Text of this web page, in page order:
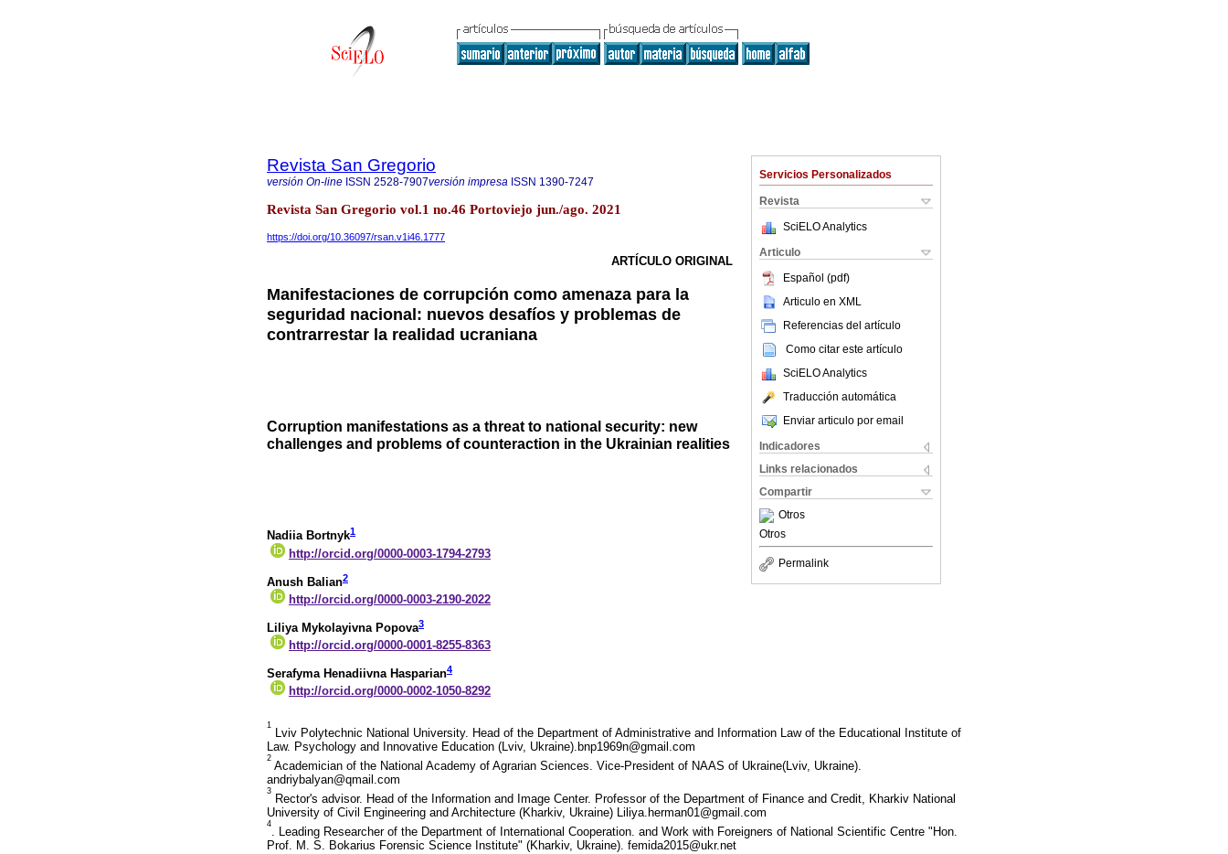
Servicios Personalizados
Revista
SciELO Analytics
Articulo
Español (pdf)
Articulo en XML
Referencias del artículo
Como citar este artículo
SciELO Analytics
Traducción automática
Enviar articulo por email
Indicadores
Links relacionados
Compartir
Otros
Otros
Permalink
Revista San Gregorio
versión On-line ISSN 2528-7907versión impresa ISSN 1390-7247
Revista San Gregorio vol.1 no.46 Portoviejo jun./ago. 2021
https://doi.org/10.36097/rsan.v1i46.1777
ARTÍCULO ORIGINAL
Manifestaciones de corrupción como amenaza para la
seguridad nacional: nuevos desafíos y problemas de
contrarrestar la realidad ucraniana
Corruption manifestations as a threat to national security: new
challenges and problems of counteraction in the Ukrainian realities
Nadiia Bortnyk1
http://orcid.org/0000-0003-1794-2793
Anush Balian2
http://orcid.org/0000-0003-2190-2022
Liliya Mykolayivna Popova3
http://orcid.org/0000-0001-8255-8363
Serafyma Henadiivna Hasparian4
http://orcid.org/0000-0002-1050-8292
1
Lviv Polytechnic National University. Head of the Department of Administrative and Information Law of the Educational Institute of
Law. Psychology and Innovative Education (Lviv, Ukraine).bnp1969n@gmail.com
2
Academician of the National Academy of Agrarian Sciences. Vice-President of NAAS of Ukraine(Lviv, Ukraine).
andriybalyan@qmail.com
3
Rector's advisor. Head of the Information and Image Center. Professor of the Department of Finance and Credit, Kharkiv National
University of Civil Engineering and Architecture (Kharkiv, Ukraine) Liliya.herman01@gmail.com
4
. Leading Researcher of the Department of International Cooperation. and Work with Foreigners of National Scientific Centre "Hon.
Prof. M. S. Bokarius Forensic Science Institute" (Kharkiv, Ukraine). femida2015@ukr.net